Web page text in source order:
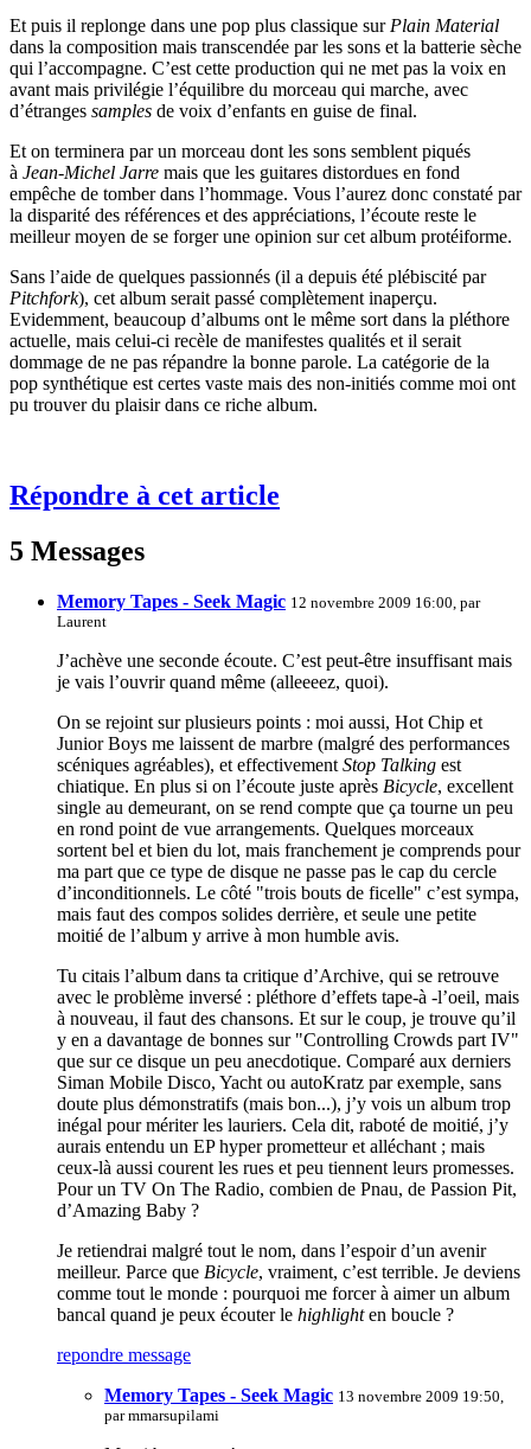
Et puis il replonge dans une pop plus classique surPlain Material
dans la composition mais transcendée par les sons et la batterie sèche
qui l’accompagne. C’est cette production qui ne met pas la voix en
avant mais privilégie l’équilibre du morceau qui marche, avec
d’étranges samples de voix d’enfants en guise de final.
Et on terminera par un morceau dont les sons semblent piqués
à Jean-Michel Jarre mais que les guitares distordues en fond
empêche de tomber dans l’hommage. Vous l’aurez donc constaté par
la disparité des références et des appréciations, l’écoute reste le
meilleur moyen de se forger une opinion sur cet album protéiforme.
Sans l’aide de quelques passionnés (il a depuis été plébiscité par
Pitchfork), cet album serait passé complètement inaperçu.
Evidemment, beaucoup d’albums ont le même sort dans la pléthore
actuelle, mais celui-ci recèle de manifestes qualités et il serait
dommage de ne pas répandre la bonne parole. La catégorie de la
pop synthétique est certes vaste mais des non-initiés comme moi ont
pu trouver du plaisir dans ce riche album.
Répondre à cet article
5 Messages
Memory Tapes - Seek Magic 12 novembre 2009 16:00, par
Laurent
J’achève une seconde écoute. C’est peut-être insuffisant mais
je vais l’ouvrir quand même (alleeeez, quoi).
On se rejoint sur plusieurs points : moi aussi, Hot Chip et
Junior Boys me laissent de marbre (malgré des performances
scéniques agréables), et effectivement Stop Talking est
chiatique. En plus si on l’écoute juste après Bicycle, excellent
single au demeurant, on se rend compte que ça tourne un peu
en rond point de vue arrangements. Quelques morceaux
sortent bel et bien du lot, mais franchement je comprends pour
ma part que ce type de disque ne passe pas le cap du cercle
d’inconditionnels. Le côté "trois bouts de ficelle" c’est sympa,
mais faut des compos solides derrière, et seule une petite
moitié de l’album y arrive à mon humble avis.
Tu citais l’album dans ta critique d’Archive, qui se retrouve
avec le problème inversé : pléthore d’effets tape-à -l’oeil, mais
à nouveau, il faut des chansons. Et sur le coup, je trouve qu’il
y en a davantage de bonnes sur "Controlling Crowds part IV"
que sur ce disque un peu anecdotique. Comparé aux derniers
Siman Mobile Disco, Yacht ou autoKratz par exemple, sans
doute plus démonstratifs (mais bon...), j’y vois un album trop
inégal pour mériter les lauriers. Cela dit, raboté de moitié, j’y
aurais entendu un EP hyper prometteur et alléchant ; mais
ceux-là aussi courent les rues et peu tiennent leurs promesses.
Pour un TV On The Radio, combien de Pnau, de Passion Pit,
d’Amazing Baby ?
Je retiendrai malgré tout le nom, dans l’espoir d’un avenir
meilleur. Parce que Bicycle, vraiment, c’est terrible. Je deviens
comme tout le monde : pourquoi me forcer à aimer un album
bancal quand je peux écouter le highlighten boucle ?
repondre message
Memory Tapes - Seek Magic 13 novembre 2009 19:50,
parmmarsupilami